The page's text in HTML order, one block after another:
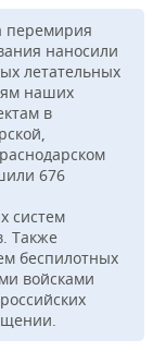
перемирия
наносили
летательных
наших
в
676
систем
Также
беспилотных
войсками